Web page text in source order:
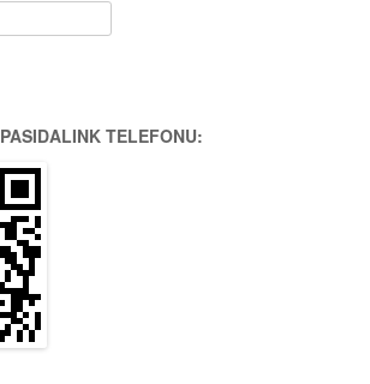
PASIDALINK TELEFONU: